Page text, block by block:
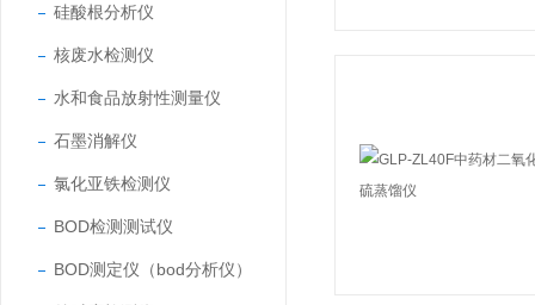
硅酸根分析仪
核废水检测仪
水和食品放射性测量仪
石墨消解仪
氯化亚铁检测仪
BOD检测测试仪
BOD测定仪（bod分析仪）